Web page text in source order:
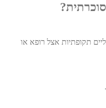
?
תקופתיות אצל רופא או
.